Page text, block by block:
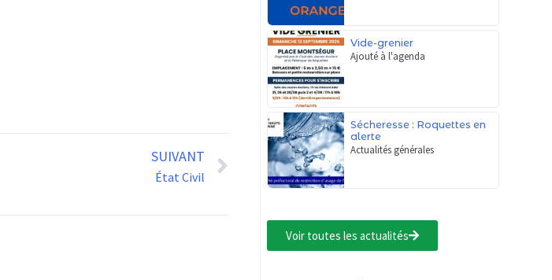
SUIVANT
État Civil
Vide-grenier
Ajouté à l'agenda
Sécheresse : Roquettes en
alerte
Actualités générales
Voir toutes les actualités